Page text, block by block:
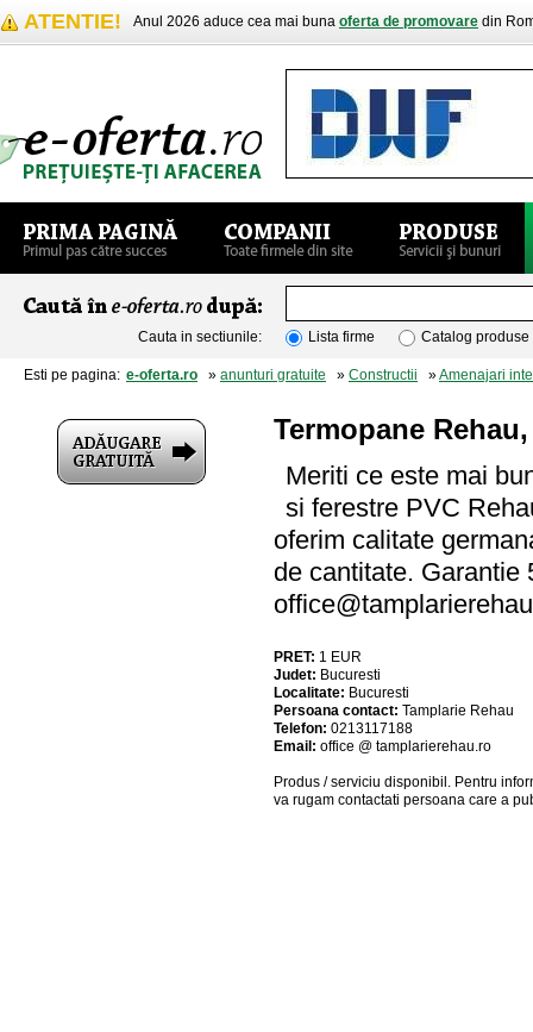
ATENTIE! Anul 2026 aduce cea mai buna oferta de promovare din
Cauta in sectiunile: Lista firme Catalog produse
Esti pe pagina: e-oferta.ro » anunturi gratuite » Constructii »Amenajari
Termopane
Meriti ce este mai
si ferestre PVC
oferim calitate
de cantitate. Garantie
PRET: 1 EUR
Judet: Bucuresti
Localitate: Bucuresti
Persoana contact: Tamplarie Rehau
Telefon: 0213117188
Email: office @ tamplarierehau.ro
Produs / serviciu disponibil . Pentru
va rugam contactati persoana care a